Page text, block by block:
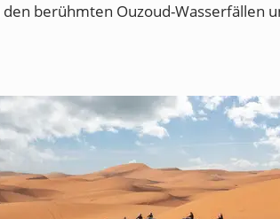
berühmten Ouzoud-Wasserfällen